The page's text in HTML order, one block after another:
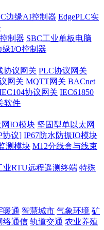
边缘AI控制器 EdgePLC实
制器 SBC工业单板电脑
缘I/O控制器
协议网关 PLC协议网关
网关 MQTT网关 BACnet
协议网关 IEC61850
软件
IO模块 坚固型单以太网
协议] IP67防水防振IO模块
测模块 M12分线盒与线束
业RTU远程遥测终端 特殊
暖通 智慧城市 气象环境 矿
络通信 轨道交通 农业养殖